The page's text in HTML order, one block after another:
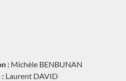
: Michèle BENBUNAN
: Laurent DAVID